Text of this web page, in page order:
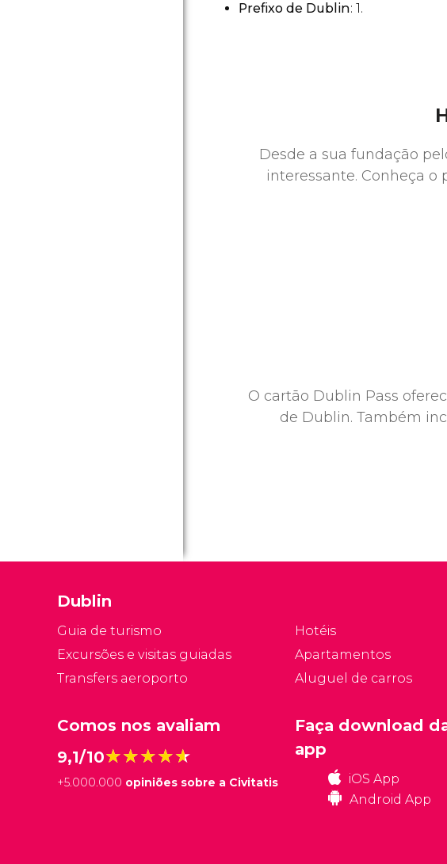
Prefixo de Dublin: 1.
Desde a sua fundação
interessante. Conheça o
O cartão Dublin Pass
de Dublin. Também
Dublin
Guia de turismo
Excursões e visitas guiadas
Transfers aeroporto
Hotéis
Apartamentos
Aluguel de carros
Comos nos avaliam
9,1/10★★★★★
★★★★★
+5.000.000 opiniões sobre a Civitatis
Faça download
app
iOS App
Android App